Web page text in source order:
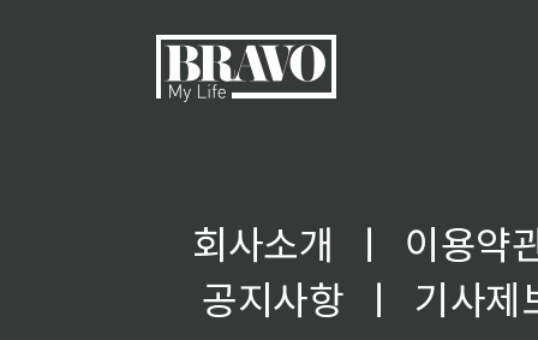
회사소개 ㅣ
이용약
공지사항
ㅣ
기사제